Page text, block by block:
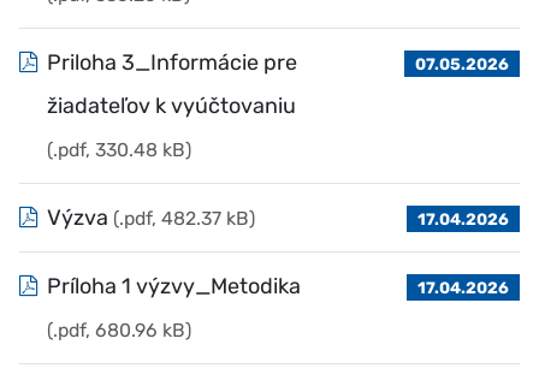
Priloha 3_Informácie pre
žiadateľov k vyúčtovaniu
(.pdf, 330.48 kB)
07.05.2026
Výzva (.pdf, 482.37 kB) 17.04.2026
Príloha 1 výzvy_Metodika
(.pdf, 680.96 kB)
17.04.2026